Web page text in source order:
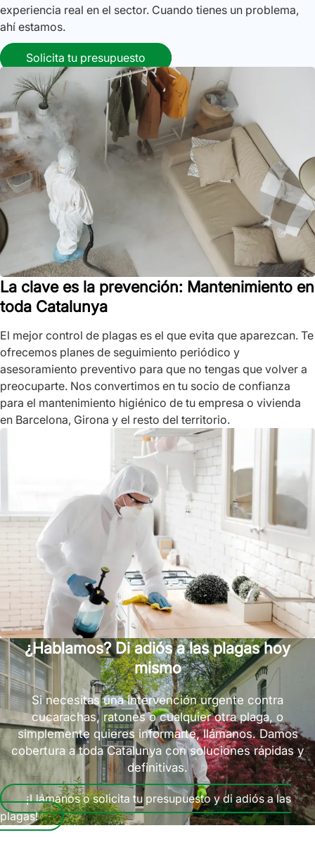
experiencia real en el sector. Cuando tienes un problema,
ahí estamos.
Solicita tu presupuesto
La clave es la prevención: Mantenimiento en
toda Catalunya
El mejor control de plagas es el que evita que aparezcan. Te
ofrecemos planes de seguimiento periódico y
asesoramiento preventivo para que no tengas que volver a
preocuparte. Nos convertimos en tu socio de confianza
para el mantenimiento higiénico de tu empresa o vivienda
en Barcelona, Girona y el resto del territorio.
¿Hablamos? Di adiós a las plagas hoy
mismo
Si necesitas una intervención urgente contra
cucarachas, ratones o cualquier otra plaga, o
simplemente quieres informarte, llámanos. Damos
cobertura a toda Catalunya con soluciones rápidas y
definitivas.
¡Llámanos o solicita tu presupuesto y di adiós a las
plagas!